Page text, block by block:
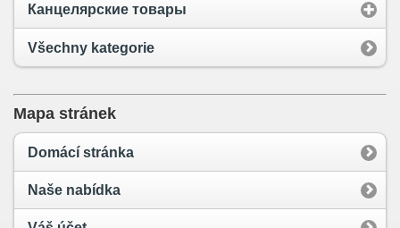
Канцелярские товары
Všechny kategorie
Mapa stránek
Domácí stránka
Naše nabídka